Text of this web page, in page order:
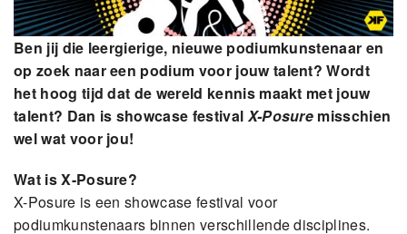
Ben jij die leergierige, nieuwe podiumkunstenaar en
op zoek naar een podium voor jouw talent? Wordt
het hoog tijd dat de wereld kennis maakt met jouw
talent? Dan is showcase festival X-Posure misschien
wel wat voor jou!
Wat is X-Posure?
X-Posure is een showcase festival voor
podiumkunstenaars binnen verschillende disciplines.